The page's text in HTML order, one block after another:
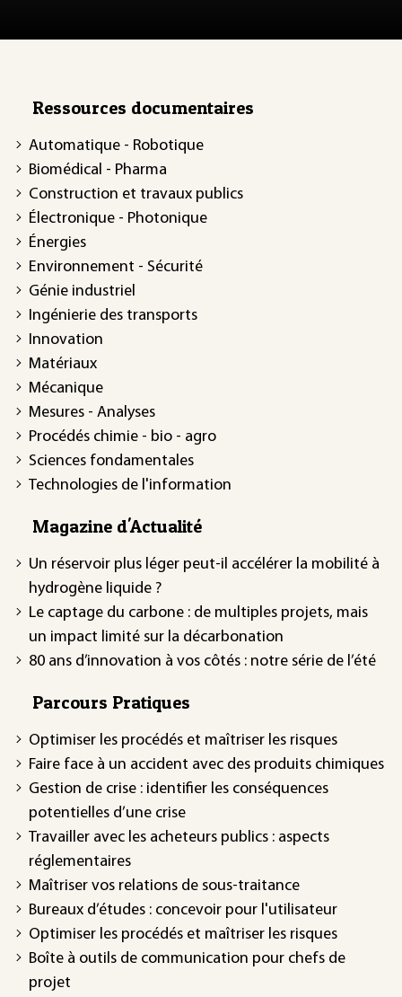
Ressources documentaires
Automatique - Robotique
Biomédical - Pharma
Construction et travaux publics
Électronique - Photonique
Énergies
Environnement - Sécurité
Génie industriel
Ingénierie des transports
Innovation
Matériaux
Mécanique
Mesures - Analyses
Procédés chimie - bio - agro
Sciences fondamentales
Technologies de l'information
Magazine d'Actualité
Un réservoir plus léger peut-il accélérer la mobilité à
hydrogène liquide ?
Le captage du carbone : de multiples projets, mais
un impact limité sur la décarbonation
80 ans d’innovation à vos côtés : notre série de l’été
Parcours Pratiques
Optimiser les procédés et maîtriser les risques
Faire face à un accident avec des produits chimiques
Gestion de crise : identifier les conséquences
potentielles d’une crise
Travailler avec les acheteurs publics : aspects
réglementaires
Maîtriser vos relations de sous-traitance
Bureaux d’études : concevoir pour l'utilisateur
Optimiser les procédés et maîtriser les risques
Boîte à outils de communication pour chefs de
projet